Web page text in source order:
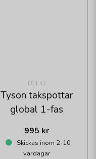
BELID
Tyson takspottar
global 1-fas
995 kr
Skickas inom 2-10
vardagar